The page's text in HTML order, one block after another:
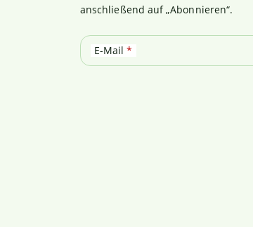
anschließend auf „Abonnieren“.
E-Mail